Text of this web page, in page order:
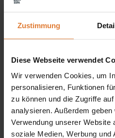
Zustimmung
Diese Webseite verwendet
Wir verwenden Cookies, um
personalisieren, Funktionen
zu können und die Zugriffe
analysieren. Außerdem
Verwendung unserer Website
soziale Medien, Werbung und
Stoff
4.0 / 5.0 1
Sofa KAMEL
509,00 €